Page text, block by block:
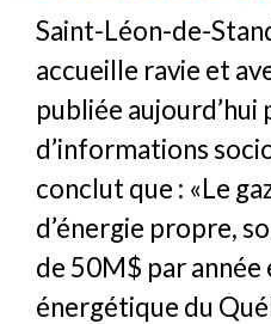
Saint-Léon-de-
accueille ravie et
publiée
d’informations
conclut que : «Le
d’énergie propre,
de 50M$ par année
énergétique du